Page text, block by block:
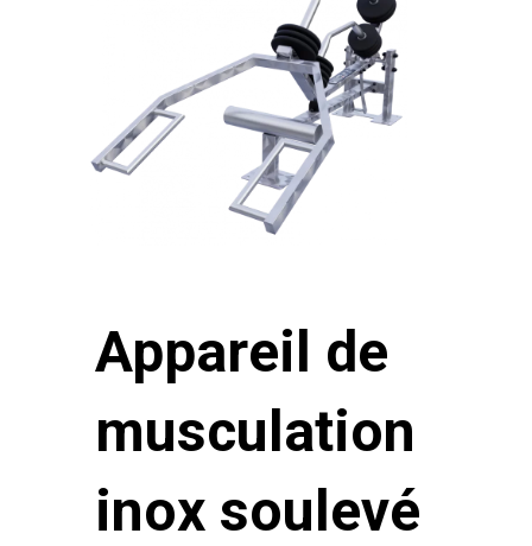
Appareil de
musculation
inox soulevé